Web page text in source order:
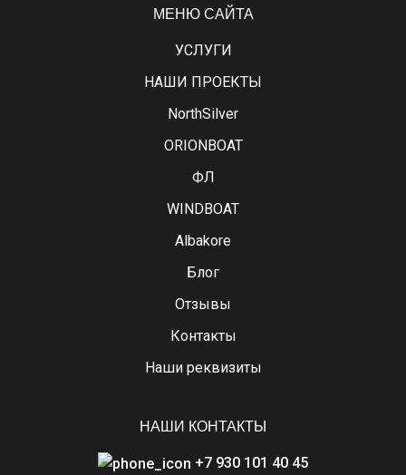
МЕНЮ САЙТА
УСЛУГИ
НАШИ ПРОЕКТЫ
NorthSilver
ORIONBOAT
ФЛ
WINDBOAT
Albakore
Блог
Отзывы
Контакты
Наши реквизиты
НАШИ КОНТАКТЫ
+7 930 101 40 45